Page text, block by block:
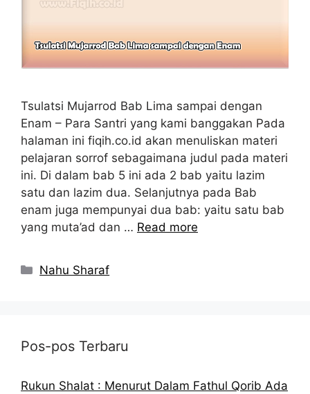
Tsulatsi Mujarrod Bab Lima sampai dengan
Enam – Para Santri yang kami banggakan Pada
halaman ini fiqih.co.id akan menuliskan materi
pelajaran sorrof sebagaimana judul pada materi
ini. Di dalam bab 5 ini ada 2 bab yaitu lazim
satu dan lazim dua. Selanjutnya pada Bab
enam juga mempunyai dua bab: yaitu satu bab
yang muta’ad dan … Read more
Kategori
Nahu Sharaf
Pos-pos Terbaru
Rukun Shalat : Menurut Dalam Fathul Qorib Ada